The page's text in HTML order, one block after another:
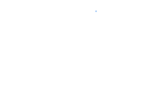
अपने जैसे मेज़बानों के साथ जुड़ें